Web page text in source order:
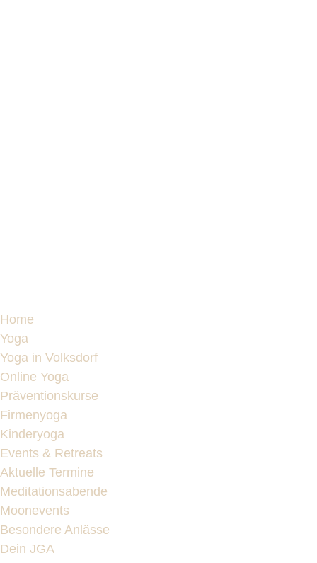
Home
Yoga
Yoga in Volksdorf
Online Yoga
Präventionskurse
Firmenyoga
Kinderyoga
Events & Retreats
Aktuelle Termine
Meditationsabende
Moonevents
Besondere Anlässe
Dein JGA